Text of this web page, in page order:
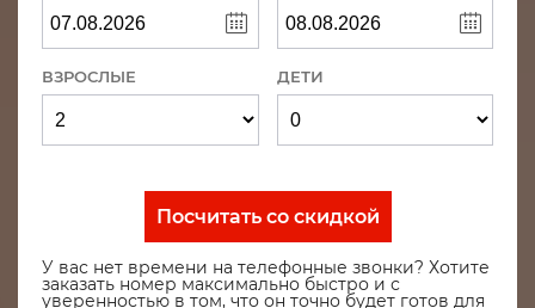
ВЗРОСЛЫЕ ДЕТИ
Посчитать со скидкой
У вас нет времени на телефонные звонки? Хотите
заказать номер максимально быстро и с
уверенностью в том, что он точно будет готов для